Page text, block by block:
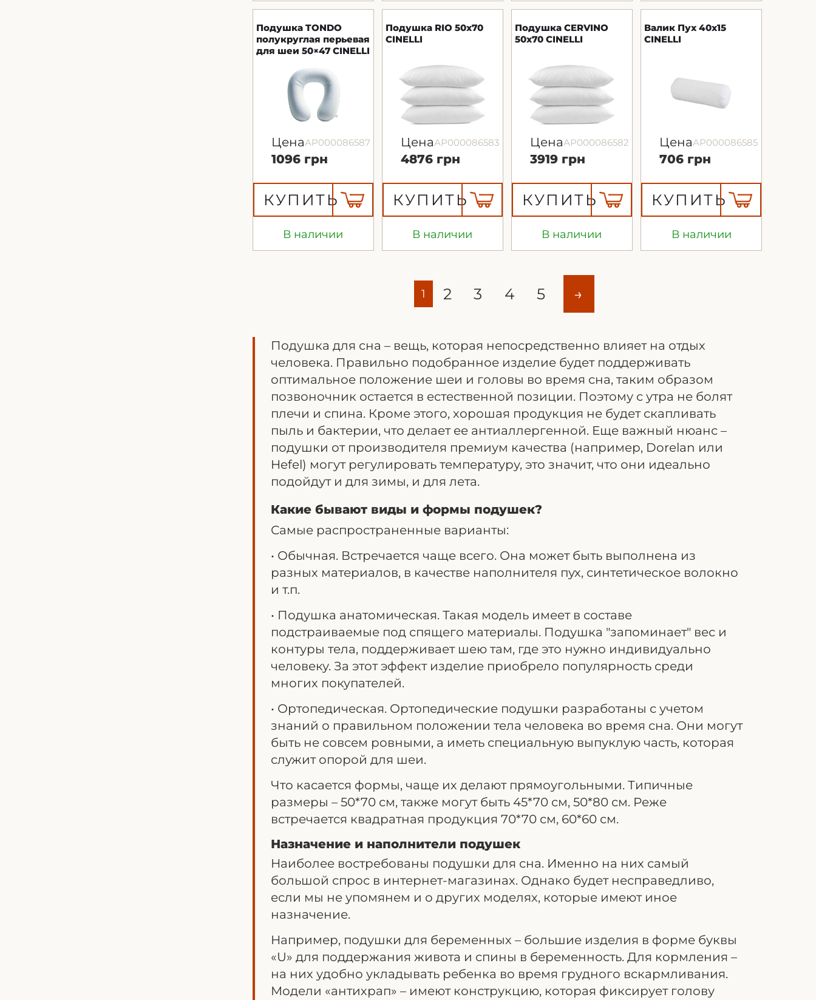
В наличии
Подушка TONDO
полукруглая перьевая
для шеи 50×47 CINELLI
ЦенаАР000086587
1096 грн
КУПИТЬ
В наличии
Подушка RIO 50x70
CINELLI
ЦенаАР000086583
4876 грн
КУПИТЬ
В наличии
Подушка CERVINO
50x70 CINELLI
ЦенаАР000086582
3919 грн
КУПИТЬ
В наличии
Валик Пух 40x15
CINELLI
ЦенаАР000086585
706 грн
КУПИТЬ
1 2 3 4 5 →
Подушка для сна – вещь, которая непосредственно влияет на отдых
человека. Правильно подобранное изделие будет поддерживать
оптимальное положение шеи и головы во время сна, таким образом
позвоночник остается в естественной позиции. Поэтому с утра не болят
плечи и спина. Кроме этого, хорошая продукция не будет скапливать
пыль и бактерии, что делает ее антиаллергенной. Еще важный нюанс –
подушки от производителя премиум качества (например, Dorelan или
Hefel) могут регулировать температуру, это значит, что они идеально
подойдут и для зимы, и для лета.
Какие бывают виды и формы подушек?
Самые распространенные варианты:
• Обычная. Встречается чаще всего. Она может быть выполнена из
разных материалов, в качестве наполнителя пух, синтетическое волокно
и т.п.
• Подушка анатомическая. Такая модель имеет в составе
подстраиваемые под спящего материалы. Подушка "запоминает" вес и
контуры тела, поддерживает шею там, где это нужно индивидуально
человеку. За этот эффект изделие приобрело популярность среди
многих покупателей.
• Ортопедическая. Ортопедические подушки разработаны с учетом
знаний о правильном положении тела человека во время сна. Они могут
быть не совсем ровными, а иметь специальную выпуклую часть, которая
служит опорой для шеи.
Что касается формы, чаще их делают прямоугольными. Типичные
размеры – 50*70 см, также могут быть 45*70 см, 50*80 см. Реже
встречается квадратная продукция 70*70 см, 60*60 см.
Назначение и наполнители подушек
Наиболее востребованы подушки для сна. Именно на них самый
большой спрос в интернет-магазинах. Однако будет несправедливо,
если мы не упомянем и о других моделях, которые имеют иное
назначение.
Например, подушки для беременных – большие изделия в форме буквы
«U» для поддержания живота и спины в беременность. Для кормления –
на них удобно укладывать ребенка во время грудного вскармливания.
Модели «антихрап» – имеют конструкцию, которая фиксирует голову